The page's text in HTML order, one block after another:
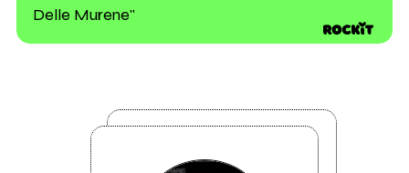
Delle Murene"